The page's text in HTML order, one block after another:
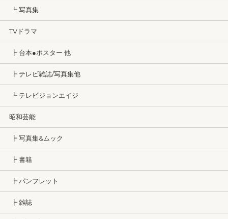
┗ 写真集
TVドラマ
┣ 台本●ポスター 他
┣ テレビ雑誌/写真集他
┗ テレビジョンエイジ
昭和芸能
┣ 写真集&ムック
┣ 書籍
┣ パンフレット
┣ 雑誌